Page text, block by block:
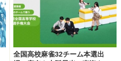
全国高校麻雀32チーム本選出